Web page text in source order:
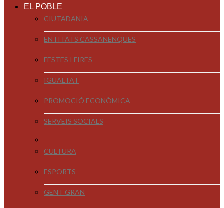
EL POBLE
CIUTADANIA
ENTITATS CASSANENQUES
FESTES I FIRES
IGUALTAT
PROMOCIÓ ECONÒMICA
SERVEIS SOCIALS
CULTURA
ESPORTS
GENT GRAN